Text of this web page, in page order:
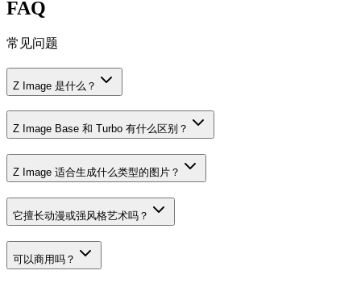
FAQ
常见问题
Z Image 是什么？
Z Image Base 和 Turbo 有什么区别？
Z Image 适合生成什么类型的图片？
它擅长动漫或强风格艺术吗？
可以商用吗？